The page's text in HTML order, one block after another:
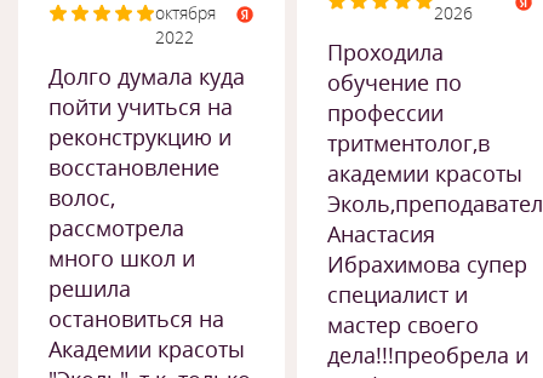
октября
2022
Долго думала куда
пойти учиться на
реконструкцию и
восстановление
волос,
рассмотрела
много школ и
решила
остановиться на
Академии красоты
2026
Проходила
обучение по
профессии
тритментолог,в
академии красоты
Анастасия
Ибрахимова супер
специалист и
мастер своего
дела!!!преобрела и